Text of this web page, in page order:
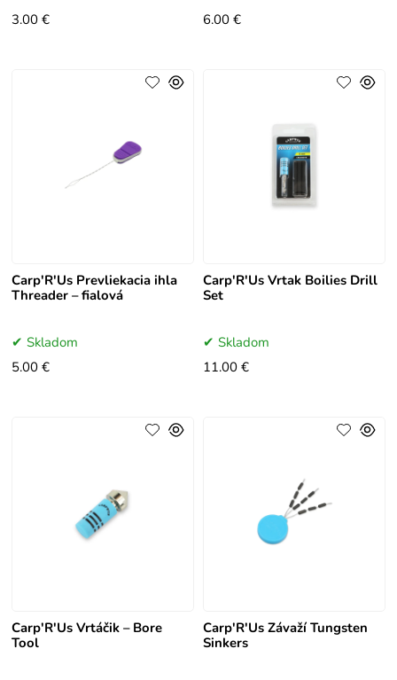
3.00 €
6.00 €
Carp'R'Us Prevliekacia ihla
Threader – fialová
Skladom
5.00 €
Carp'R'Us Vrtak Boilies Drill
Set
Skladom
11.00 €
Carp'R'Us Vrtáčik – Bore
Tool
Carp'R'Us Závaží Tungsten
Sinkers